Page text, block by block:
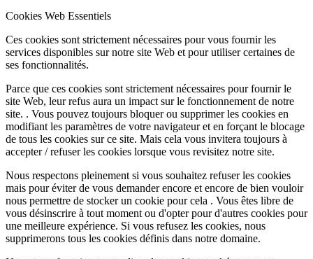
Cookies Web Essentiels
Ces cookies sont strictement nécessaires pour vous fournir les
services disponibles sur notre site Web et pour utiliser certaines de
ses fonctionnalités.
Parce que ces cookies sont strictement nécessaires pour fournir le
site Web, leur refus aura un impact sur le fonctionnement de notre
site. . Vous pouvez toujours bloquer ou supprimer les cookies en
modifiant les paramètres de votre navigateur et en forçant le blocage
de tous les cookies sur ce site. Mais cela vous invitera toujours à
accepter / refuser les cookies lorsque vous revisitez notre site.
Nous respectons pleinement si vous souhaitez refuser les cookies
mais pour éviter de vous demander encore et encore de bien vouloir
nous permettre de stocker un cookie pour cela . Vous êtes libre de
vous désinscrire à tout moment ou d'opter pour d'autres cookies pour
une meilleure expérience. Si vous refusez les cookies, nous
supprimerons tous les cookies définis dans notre domaine.